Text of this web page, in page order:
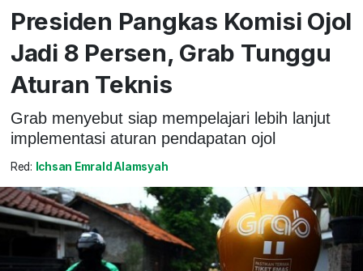
Presiden Pangkas Komisi Ojol
Jadi 8 Persen, Grab Tunggu
Aturan Teknis
Grab menyebut siap mempelajari lebih lanjut
implementasi aturan pendapatan ojol
Red: Ichsan Emrald Alamsyah